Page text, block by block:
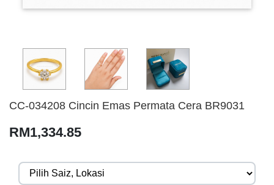
CC-034208 Cincin Emas Permata Cera BR9031
RM1,334.85